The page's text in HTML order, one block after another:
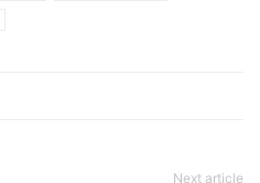
Next article